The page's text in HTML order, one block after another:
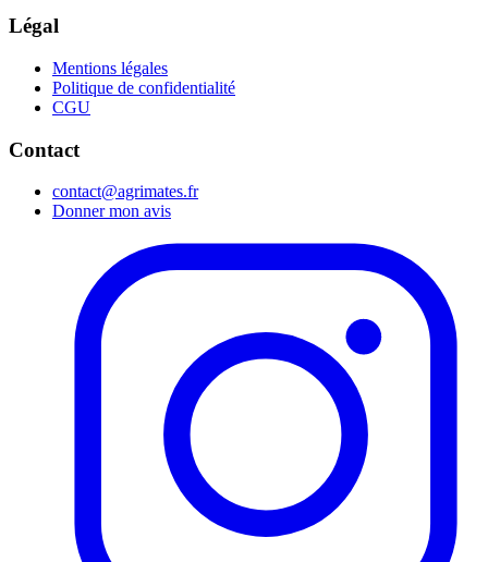
Légal
Mentions légales
Politique de confidentialité
CGU
Contact
contact@agrimates.fr
Donner mon avis